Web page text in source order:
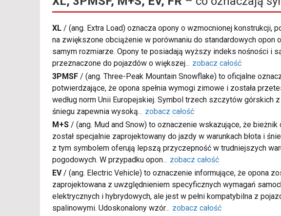
XL / (ang. Extra Load) oznacza opony o wzmocnionej konstrukcji,
na zwiększone obciążenie w porównaniu do standardowych opon
samym rozmiarze. Opony te posiadają wyższy indeks nośności i
przeznaczone do pojazdów o większej... zobacz całość
3PMSF / (ang. Three-Peak Mountain Snowflake) to oficjalne
potwierdzające, że opona spełnia wymogi zimowe i została
według norm Unii Europejskiej. Symbol trzech szczytów górskich z
śniegu zapewnia wysoką... zobacz całość
M+S / (ang. Mud and Snow) to oznaczenie wskazujące, że bieżnik
został specjalnie zaprojektowany do jazdy w warunkach błota i
z tym symbolem oferują lepszą przyczepność w trudniejszych
pogodowych. W przypadku opon... zobacz całość
EV/ (ang. Electric Vehicle) to oznaczenie informujące, że opona
zaprojektowana z uwzględnieniem specyficznych wymagań
elektrycznych i hybrydowych, ale jest w pełni kompatybilna z
spalinowymi. Udoskonalony wzór... zobacz całość